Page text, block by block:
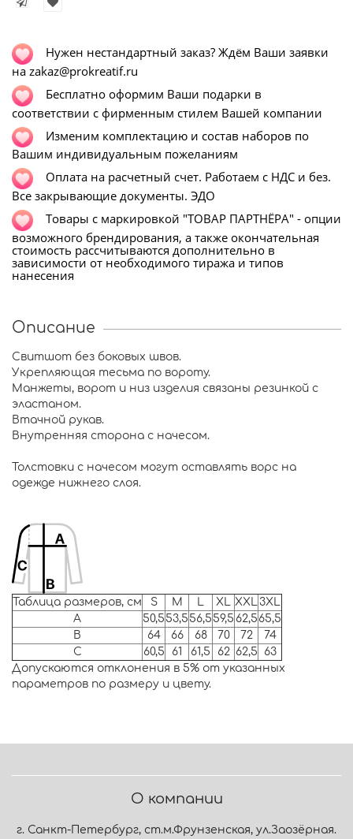
Нужен нестандартный заказ? Ждём Ваши заявки
на zakaz@prokreatif.ru
Бесплатно оформим Ваши подарки в
соответствии с фирменным стилем Вашей компании
Изменим комплектацию и состав наборов по
Вашим индивидуальным пожеланиям
Оплата на расчетный счет. Работаем с НДС и без.
Все закрывающие документы. ЭДО
Товары с маркировкой "ТОВАР ПАРТНЁРА" - опции
возможного брендирования, а также окончательная
стоимость рассчитываются дополнительно в
зависимости от необходимого тиража и типов
нанесения
Описание
Свитшот без боковых швов.
Укрепляющая тесьма по вороту.
Манжеты, ворот и низ изделия связаны резинкой с
эластаном.
Втачной рукав.
Внутренняя сторона с начесом.
Толстовки с начесом могут оставлять ворс на
одежде нижнего слоя.
Таблица размеров, см S M L XL XXL3XL
A
50,5 53,5 56,5 59,5 62,5 65,5
B
64 66 68 70 72
74
C
60,5 61 61,5 62 62,5
63
Допускаются отклонения в 5% от указанных
параметров по размеру и цвету.
О компании
г. Санкт-Петербург, ст.м.Фрунзенская, ул.Заозёрная.